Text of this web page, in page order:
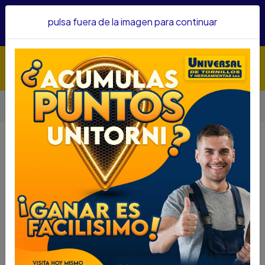
confianza&nbsp;Recibe un KIT PARRILLERO por compras
Herramientas
Accesorios Para Herramientas
MANDRIL HOPEX 1/2 MONT 1/2 MR1/2-1/2
MANDRIL HOPEX 1/2 MONT 1/2
SKU...67000035
MANDRIL HOPEX 1/2 MONT 1/2 MR1/2-1/2
DESCRIPCION...
Nota:El color y el tamaño presentado en la fotografía
pulsa fuera de la imagen para continuar